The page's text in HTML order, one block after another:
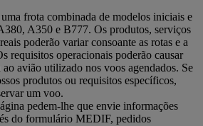
frota combinada de modelos iniciais e
A350 e B777. Os produtos, serviços
poderão variar consoante as rotas e a
requisitos operacionais poderão causar
avião utilizado nos voos agendados. Se
produtos ou requisitos específicos,
um voo.
pedem-lhe que envie informações
do formulário MEDIF, pedidos